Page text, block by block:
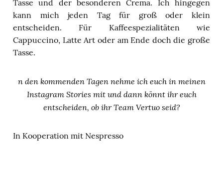
Tasse und der besonderen Crema. Ich hingegen
kann mich jeden Tag für groß oder klein
entscheiden. Für Kaffeespezialitäten wie
Cappuccino, Latte Art oder am Ende doch die große
Tasse.
n den kommenden Tagen nehme ich euch in meinen
Instagram Stories mit und dann könnt ihr euch
entscheiden, ob ihr Team Vertuo seid?
In Kooperation mit Nespresso